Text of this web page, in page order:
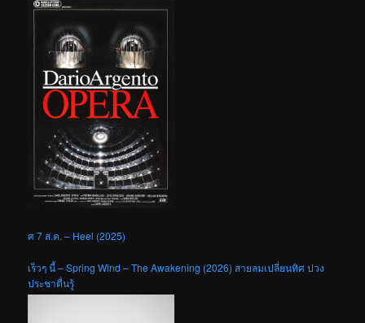
ศ 7 ส.ค. – Heel (2025)
เร็วๆ นี้ – Spring Wind – The Awakening (2026) สายลมเปลี่ยนทิศ ปวง
ประชาตื่นรู้